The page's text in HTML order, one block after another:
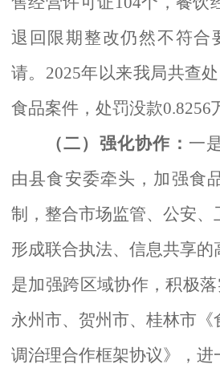
退回限期整改仍然不符合
请。 2025年以来我局共查
食品案件，处罚没款0.8256
（二）强化协作： 一
由县食安委牵头，加强食
制，整合市场监管、公安、
形成联合执法、信息共享的
是加强跨区域协作，积极
永州市、贺州市、桂林市
调治理合作框架协议》，进